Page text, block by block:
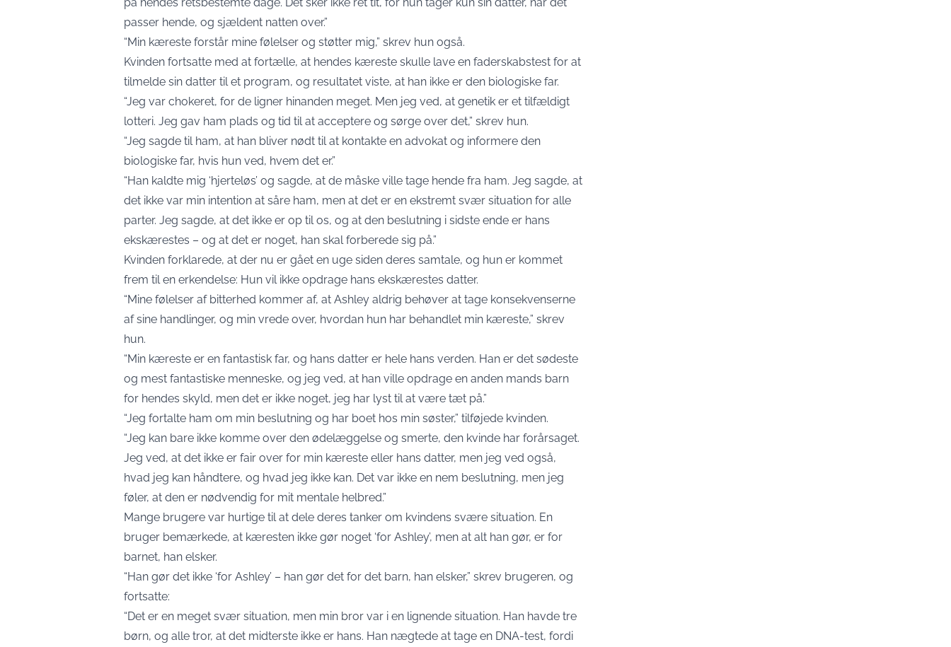
passer hende, og sjældent natten over.”
“Min kæreste forstår mine følelser og støtter mig,” skrev hun også.
Kvinden fortsatte med at fortælle, at hendes kæreste skulle lave en faderskabstest for at
tilmelde sin datter til et program, og resultatet viste, at han ikke er den biologiske far.
“Jeg var chokeret, for de ligner hinanden meget. Men jeg ved, at genetik er et tilfældigt
lotteri. Jeg gav ham plads og tid til at acceptere og sørge over det,” skrev hun.
“Jeg sagde til ham, at han bliver nødt til at kontakte en advokat og informere den
biologiske far, hvis hun ved, hvem det er.”
“Han kaldte mig ‘hjerteløs’ og sagde, at de måske ville tage hende fra ham. Jeg sagde, at
det ikke var min intention at såre ham, men at det er en ekstremt svær situation for alle
parter. Jeg sagde, at det ikke er op til os, og at den beslutning i sidste ende er hans
ekskærestes – og at det er noget, han skal forberede sig på.”
Kvinden forklarede, at der nu er gået en uge siden deres samtale, og hun er kommet
frem til en erkendelse: Hun vil ikke opdrage hans ekskærestes datter.
“Mine følelser af bitterhed kommer af, at Ashley aldrig behøver at tage konsekvenserne
af sine handlinger, og min vrede over, hvordan hun har behandlet min kæreste,” skrev
hun.
“Min kæreste er en fantastisk far, og hans datter er hele hans verden. Han er det sødeste
og mest fantastiske menneske, og jeg ved, at han ville opdrage en anden mands barn
for hendes skyld, men det er ikke noget, jeg har lyst til at være tæt på.”
“Jeg fortalte ham om min beslutning og har boet hos min søster,” tilføjede kvinden.
“Jeg kan bare ikke komme over den ødelæggelse og smerte, den kvinde har forårsaget.
Jeg ved, at det ikke er fair over for min kæreste eller hans datter, men jeg ved også,
hvad jeg kan håndtere, og hvad jeg ikke kan. Det var ikke en nem beslutning, men jeg
føler, at den er nødvendig for mit mentale helbred.”
Mange brugere var hurtige til at dele deres tanker om kvindens svære situation. En
bruger bemærkede, at kæresten ikke gør noget ‘for Ashley’, men at alt han gør, er for
barnet, han elsker.
“Han gør det ikke ‘for Ashley’ – han gør det for det barn, han elsker,” skrev brugeren, og
fortsatte:
“Det er en meget svær situation, men min bror var i en lignende situation. Han havde tre
børn, og alle tror, at det midterste ikke er hans. Han nægtede at tage en DNA-test, fordi